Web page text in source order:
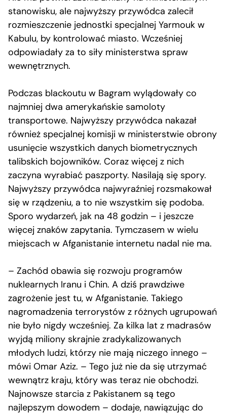
stanowisku, ale najwyższy przywódca zalecił
rozmieszczenie jednostki specjalnej Yarmouk w
Kabulu, by kontrolować miasto. Wcześniej
odpowiadały za to siły ministerstwa spraw
wewnętrznych.
Podczas blackoutu w Bagram wylądowały co
najmniej dwa amerykańskie samoloty
transportowe. Najwyższy przywódca nakazał
również specjalnej komisji w ministerstwie obrony
usunięcie wszystkich danych biometrycznych
talibskich bojowników. Coraz więcej z nich
zaczyna wyrabiać paszporty. Nasilają się spory.
Najwyższy przywódca najwyraźniej rozsmakował
się w rządzeniu, a to nie wszystkim się podoba.
Sporo wydarzeń, jak na 48 godzin – i jeszcze
więcej znaków zapytania. Tymczasem w wielu
miejscach w Afganistanie internetu nadal nie ma.
– Zachód obawia się rozwoju programów
nuklearnych Iranu i Chin. A dziś prawdziwe
zagrożenie jest tu, w Afganistanie. Takiego
nagromadzenia terrorystów z różnych ugrupowań
nie było nigdy wcześniej. Za kilka lat z madrasów
wyjdą miliony skrajnie zradykalizowanych
młodych ludzi, którzy nie mają niczego innego –
mówi Omar Aziz. – Tego już nie da się utrzymać
wewnątrz kraju, który was teraz nie obchodzi.
Najnowsze starcia z Pakistanem są tego
najlepszym dowodem – dodaje, nawiązując do